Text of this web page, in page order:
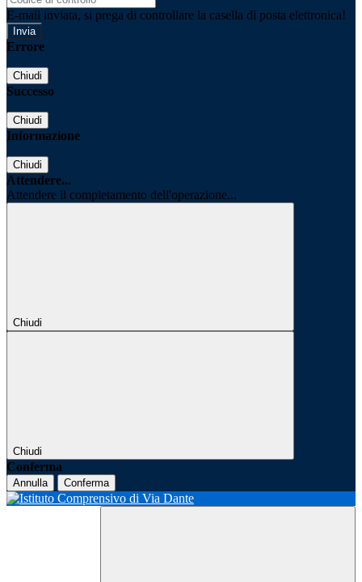
E-mail inviata, si prega di controllare la casella di posta elettronica!
Errore
Chiudi
Successo
Chiudi
Informazione
Chiudi
Attendere...
Attendere il completamento dell'operazione...
Chiudi
Chiudi
Conferma
Annulla Conferma